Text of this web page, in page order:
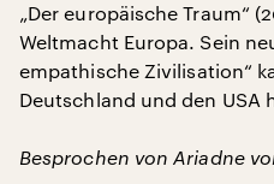
„Der europäische Traum“
Weltmacht Europa. Sein
empathische Zivilisation“
Deutschland und den USA
Besprochen von Ariadne